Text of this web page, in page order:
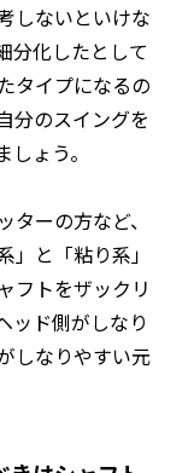
しないといけな
分化したとして
タイプになるの
分のスイングを
ょう。
ーの方など、
と「粘り系」
フトをザックリ
ッド側がしなり
しなりやすい元